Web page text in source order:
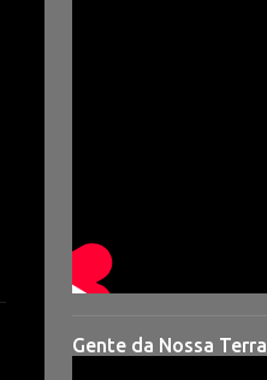
Gente da Nossa Terra